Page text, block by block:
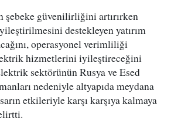
şebeke güvenilirliğini artırırken
destekleyen yatırım
operasyonel verimliliği
hizmetlerini iyileştireceğini
sektörünün Rusya ve Esed
nedeniyle altyapıda meydana
etkileriyle karşı karşıya kalmaya